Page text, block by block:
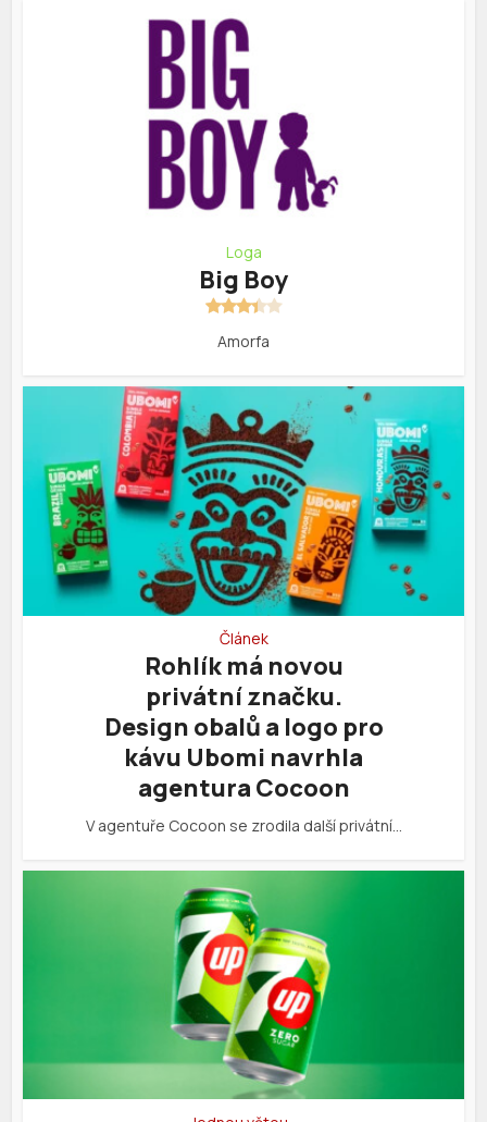
Loga
Big Boy
Amorfa
Článek
Rohlík má novou
privátní značku.
Design obalů a logo pro
kávu Ubomi navrhla
agentura Cocoon
V agentuře Cocoon se zrodila další privátní…